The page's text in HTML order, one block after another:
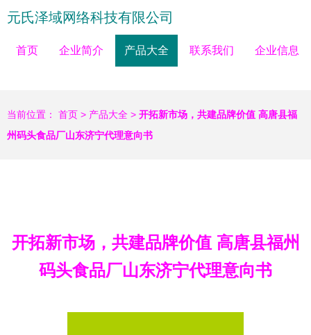
元氏泽域网络科技有限公司
首页 企业简介 产品大全 联系我们 企业信息
当前位置： 首页 > 产品大全 > 开拓新市场，共建品牌价值 高唐县福
州码头食品厂山东济宁代理意向书
开拓新市场，共建品牌价值 高唐县福州
码头食品厂山东济宁代理意向书